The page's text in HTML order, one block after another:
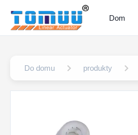
Dom
Do domu produkty